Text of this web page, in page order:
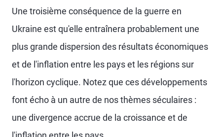
Une troisième conséquence de la guerre en
Ukraine est qu'elle entraînera probablement une
plus grande dispersion des résultats économiques
et de l'inflation entre les pays et les régions sur
l'horizon cyclique. Notez que ces développements
font écho à un autre de nos thèmes séculaires :
une divergence accrue de la croissance et de